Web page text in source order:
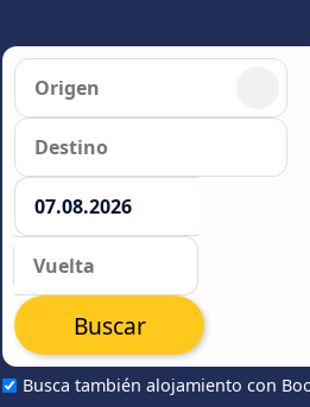
Busca también alojamiento con
Buscar